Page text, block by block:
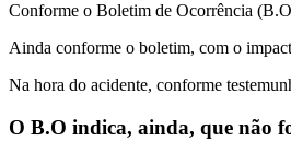
Conforme o Boletim de Ocorrência
Ainda conforme o boletim, com o
Na hora do acidente, conforme
O B.O indica, ainda, que não